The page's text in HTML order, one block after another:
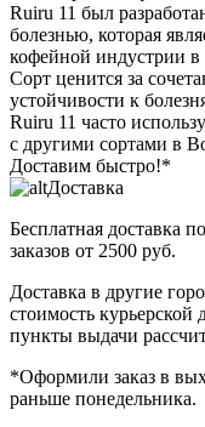
Ruiru 11 был
болезнью, которая
кофейной индустрии
Сорт ценится за
устойчивости к
Ruiru 11 часто
с другими сортами в
Доставим быстро!*
Доставка
Бесплатная доставка
заказов от 2500 руб.
Доставка в другие
стоимость курьерской
пункты выдачи
*Оформили заказ в
раньше понедельника.